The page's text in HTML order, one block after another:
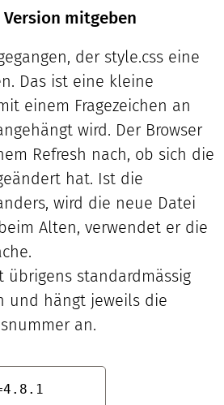
mitgeben
der style.css eine
Das ist eine kleine
einem Fragezeichen an
wird. Der Browser
Refresh nach, ob sich die
hat. Ist die
wird die neue Datei
Alten, verwendet er die
übrigens standardmässig
und hängt jeweils die
an.